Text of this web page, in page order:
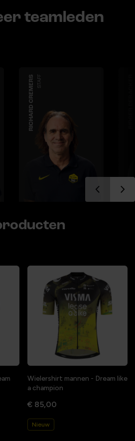
teamleden
RICHARD CREMERS STAFF
Wielershirt mannen - Dream like
a champion
€ 85,00
Nieuw